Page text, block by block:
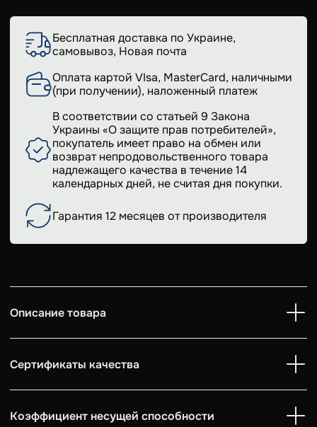
Бесплатная доставка по Украине,
самовывоз, Новая почта
Оплата картой VIsa, MasterCard, наличными
(при получении), наложенный платеж
В соответствии со статьей 9 Закона
Украины «О защите прав потребителей»,
покупатель имеет право на обмен или
возврат непродовольственного товара
надлежащего качества в течение 14
календарных дней, не считая дня покупки.
Гарантия 12 месяцев от производителя
Описание товара
Сертификаты качества
Коэффициент несущей способности